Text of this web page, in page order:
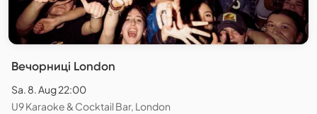
Вечорниці London
Sa. 8. Aug 22:00
U9 Karaoke & Cocktail Bar, London